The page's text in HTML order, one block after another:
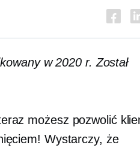
w 2020 r. Został
możesz pozwolić
Wystarczy, że